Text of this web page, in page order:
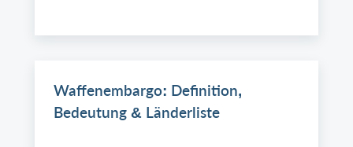
Waffenembargo: Definition,
Bedeutung & Länderliste